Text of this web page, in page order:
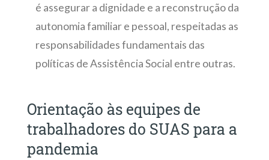
é assegurar a dignidade e a reconstrução da
autonomia familiar e pessoal, respeitadas as
responsabilidades fundamentais das
políticas de Assistência Social entre outras.
Orientação às equipes de
trabalhadores do SUAS para a
pandemia